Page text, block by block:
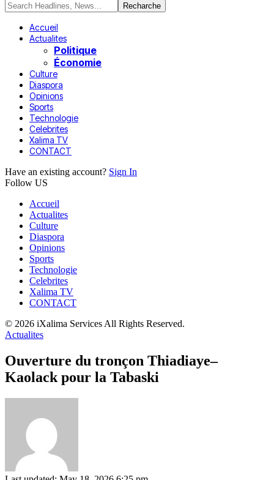
Accueil
Actualites
Politique
Économie
Culture
Diaspora
Opinions
Sports
Technologie
Celebrites
Xalima TV
CONTACT
Have an existing account? Sign In
Follow US
Accueil
Actualites
Culture
Diaspora
Opinions
Sports
Technologie
Celebrites
Xalima TV
CONTACT
© 2026 iXalima Services All Rights Reserved.
Actualites
Ouverture du tronçon Thiadiaye–
Kaolack pour la Tabaski